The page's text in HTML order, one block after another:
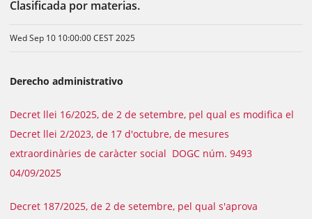
Clasificada por materias.
Wed Sep 10 10:00:00 CEST 2025
Derecho administrativo
Decret llei 16/2025, de 2 de setembre, pel qual es modifica el
Decret llei 2/2023, de 17 d'octubre, de mesures
extraordinàries de caràcter social DOGC núm. 9493
04/09/2025
Decret 187/2025, de 2 de setembre, pel qual s'aprova